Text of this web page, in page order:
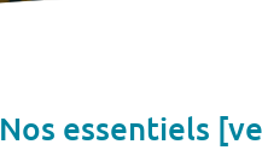
Nos essentiels